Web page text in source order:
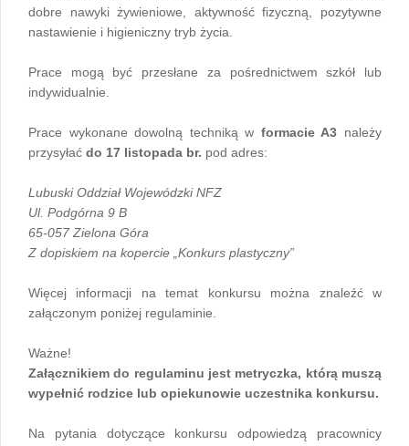
dobre nawyki żywieniowe, aktywność fizyczną, pozytywne
nastawienie i higieniczny tryb życia.
Prace mogą być przesłane za pośrednictwem szkół lub
indywidualnie.
Prace wykonane dowolną techniką w formacie A3 należy
przysyłać do 17 listopada br. pod adres:
Lubuski Oddział Wojewódzki NFZ
Ul. Podgórna 9 B
65-057 Zielona Góra
Z dopiskiem na kopercie „Konkurs plastyczny”
Więcej informacji na temat konkursu można znaleźć w
załączonym poniżej regulaminie.
Ważne!
Załącznikiem do regulaminu jest metryczka, którą muszą
wypełnić rodzice lub opiekunowie uczestnika konkursu.
Na pytania dotyczące konkursu odpowiedzą pracownicy